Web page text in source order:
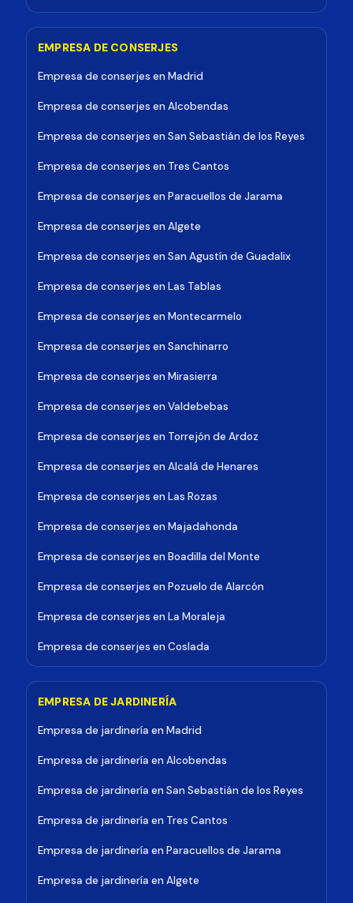
EMPRESA DE CONSERJES
Empresa de conserjes en Madrid
Empresa de conserjes en Alcobendas
Empresa de conserjes en San Sebastián de los Reyes
Empresa de conserjes en Tres Cantos
Empresa de conserjes en Paracuellos de Jarama
Empresa de conserjes en Algete
Empresa de conserjes en San Agustín de Guadalix
Empresa de conserjes en Las Tablas
Empresa de conserjes en Montecarmelo
Empresa de conserjes en Sanchinarro
Empresa de conserjes en Mirasierra
Empresa de conserjes en Valdebebas
Empresa de conserjes en Torrejón de Ardoz
Empresa de conserjes en Alcalá de Henares
Empresa de conserjes en Las Rozas
Empresa de conserjes en Majadahonda
Empresa de conserjes en Boadilla del Monte
Empresa de conserjes en Pozuelo de Alarcón
Empresa de conserjes en La Moraleja
Empresa de conserjes en Coslada
EMPRESA DE JARDINERÍA
Empresa de jardinería en Madrid
Empresa de jardinería en Alcobendas
Empresa de jardinería en San Sebastián de los Reyes
Empresa de jardinería en Tres Cantos
Empresa de jardinería en Paracuellos de Jarama
Empresa de jardinería en Algete